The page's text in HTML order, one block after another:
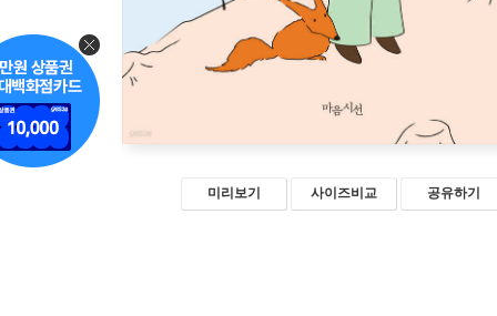
미리보기 사이즈비교 공유하기